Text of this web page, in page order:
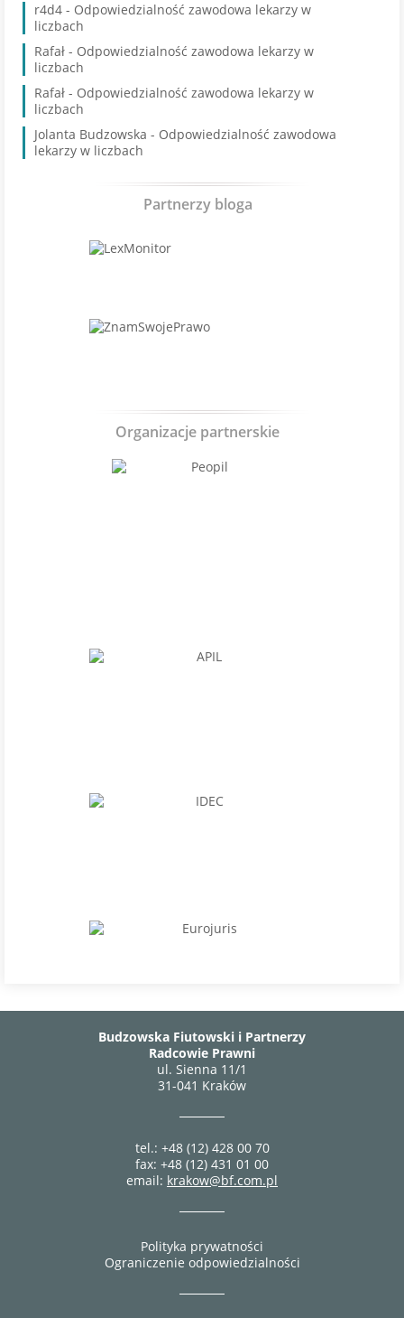
r4d4 - Odpowiedzialność zawodowa lekarzy w
liczbach
Rafał - Odpowiedzialność zawodowa lekarzy w
liczbach
Rafał - Odpowiedzialność zawodowa lekarzy w
liczbach
Jolanta Budzowska - Odpowiedzialność zawodowa
lekarzy w liczbach
Partnerzy bloga
Organizacje partnerskie
Budzowska Fiutowski i Partnerzy
Radcowie Prawni
ul. Sienna 11/1
31-041 Kraków
tel.: +48 (12) 428 00 70
fax: +48 (12) 431 01 00
email: krakow@bf.com.pl
Polityka prywatności
Ograniczenie odpowiedzialności